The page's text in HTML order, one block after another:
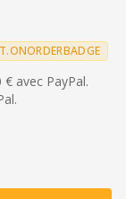
avec PayPal.